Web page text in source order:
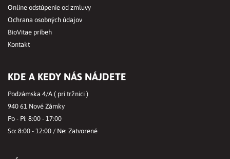
Online odstúpenie od zmluvy
Ochrana osobných údajov
BioVitae príbeh
Kontakt
KDE A KEDY NÁS NÁJDETE
Podzámska 4/A ( pri tržnici )
940 61 Nové Zámky
Po - Pi: 8:00 - 17:00
So: 8:00 - 12:00 / Ne: Zatvorené